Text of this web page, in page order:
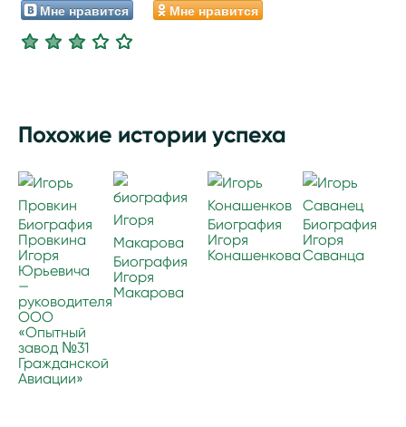
Мне нравится Мне нравится
Похожие истории успеха
Биография
Провкина
Игоря
Юрьевича
—
руководителя
ООО
«Опытный
завод №31
Гражданской
Авиации»
Биография
Игоря
Макарова
Биография
Игоря
Конашенкова
Биография
Игоря
Саванца